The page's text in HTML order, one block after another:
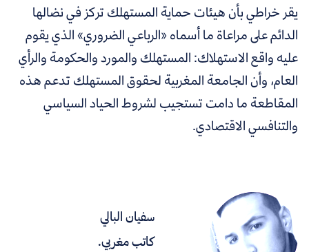
سفيان البالي
كاتب مغربي.
يقر خراطي بأن هيئات حماية المستهلك تركز في نضالها
الدائم على مراعاة ما أسماه «الرباعي الضروري» الذي يقوم
عليه واقع الاستهلاك: المستهلك والمورد والحكومة والرأي
العام، وأن الجامعة المغربية لحقوق المستهلك تدعم هذه
المقاطعة ما دامت تستجيب لشروط الحياد السياسي
والتنافسي الاقتصادي.